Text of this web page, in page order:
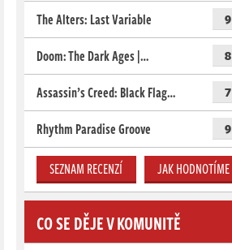
The Alters: Last Variable 9
Doom: The Dark Ages |… 8
Assassin’s Creed: Black Flag… 7
Rhythm Paradise Groove 9
SEZNAM RECENZÍ JAK HODNOTÍME
CO SE DĚJE V KOMUNITĚ